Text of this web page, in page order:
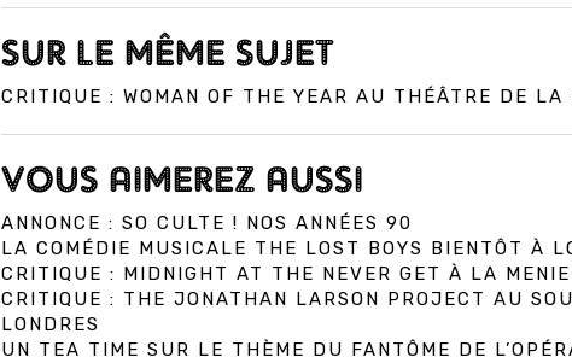
SUR LE MÊME SUJET
CRITIQUE : WOMAN OF THE YEAR AU THÉÂTRE DE LA
VOUS AIMEREZ AUSSI
ANNONCE : SO CULTE ! NOS ANNÉES 90
LA COMÉDIE MUSICALE THE LOST BOYS BIENTÔT À
CRITIQUE : MIDNIGHT AT THE NEVER GET À LA
CRITIQUE : THE JONATHAN LARSON PROJECT AU
LONDRES
UN TEA TIME SUR LE THÈME DU FANTÔME DE